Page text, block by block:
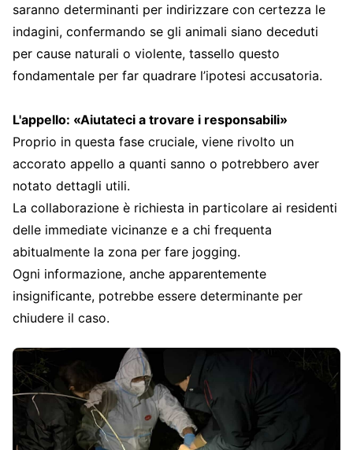
saranno determinanti per indirizzare con certezza le
indagini, confermando se gli animali siano deceduti
per cause naturali o violente, tassello questo
fondamentale per far quadrare l’ipotesi accusatoria.
L'appello: «Aiutateci a trovare i responsabili»
Proprio in questa fase cruciale, viene rivolto un
accorato appello a quanti sanno o potrebbero aver
notato dettagli utili.
La collaborazione è richiesta in particolare ai residenti
delle immediate vicinanze e a chi frequenta
abitualmente la zona per fare jogging.
Ogni informazione, anche apparentemente
insignificante, potrebbe essere determinante per
chiudere il caso.